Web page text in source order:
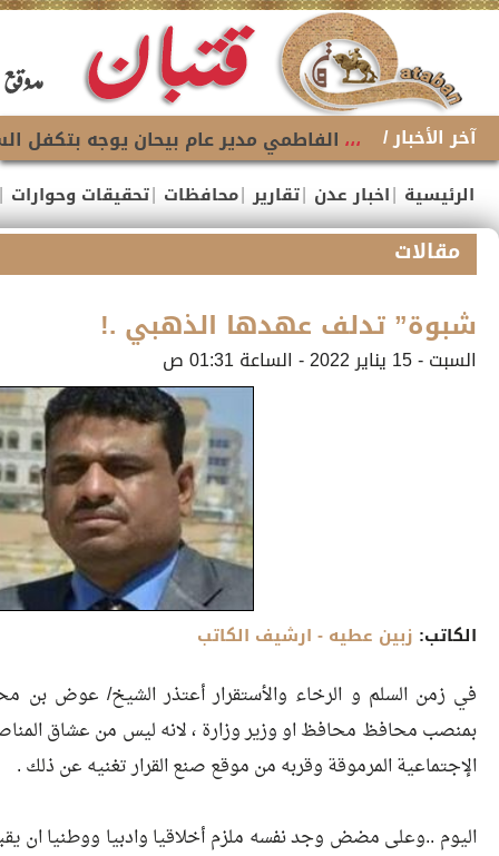
الرئيسية |اخبار عدن |تقارير |محافظات |تحقيقات وحوارات
آخر الأخبار / ،،، الفاطمي مدير عام بيحان يوجه بتكفل
مقالات
شبوة” تدلف عهدها الذهبي .!
السبت - 15 يناير 2022 - الساعة 01:31 ص
الكاتب: زبين عطيه - ارشيف الكاتب
في زمن السلم و الرخاء والأستقرار أعتذر الشيخ/ عوض بن
بمنصب محافظ محافظ او وزير وزارة ، لانه ليس من عشاق
الإجتماعية المرموقة وقربه من موقع صنع القرار تغنيه عن ذلك .
اليوم ..وعلى مضض وجد نفسه ملزم أخلاقيا وادبيا ووطنيا